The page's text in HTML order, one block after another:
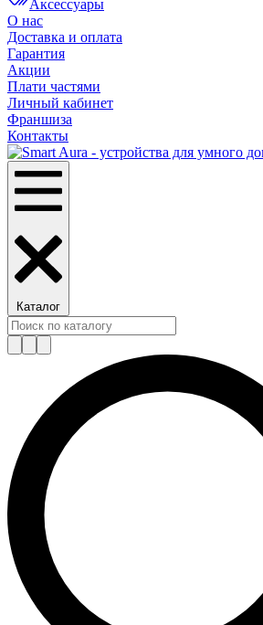
Аксессуары
О нас
Доставка и оплата
Гарантия
Акции
Плати частями
Личный кабинет
Франшиза
Контакты
Каталог